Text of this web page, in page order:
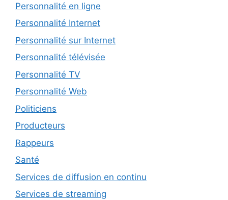
Personnalité en ligne
Personnalité Internet
Personnalité sur Internet
Personnalité télévisée
Personnalité TV
Personnalité Web
Politiciens
Producteurs
Rappeurs
Santé
Services de diffusion en continu
Services de streaming